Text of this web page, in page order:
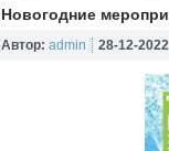
Новогодние
Автор: admin 28-12-